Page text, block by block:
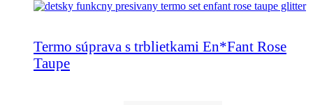
Termo súprava s trblietkami En*Fant Rose
Taupe